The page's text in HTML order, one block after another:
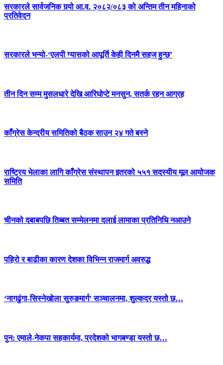
सरकारले सार्वजनिक गर्‍यो आ.व. २०८२/०८३ को अन्तिम तीन महिनाको
प्रतिवेदन
सरकारले भन्यो-‘एलपी ग्यासको आपूर्ति केही दिनमै सहज हुन्छ’
तीन दिन सम्म मुसलधारे देखि आरिघोप्टे मनसुन, सतर्क रहन आग्रह
काँग्रेस केन्द्रीय समितिको बैठक साउन २४ गते बस्ने
राष्ट्रिय भेलाका लागि काँग्रेस संस्थापन इतरको ५५१ सदस्यीय मूल आयोजक
समिति
चीनको दबाबपछि तिब्बत सम्मेलनमा दलाई लामाका प्रतिनिधि नआउने
पहिरो र बाढीका कारण देशका विभिन्न राजमार्ग अवरुद्ध
‘नागढुंगा-सिस्नेखोला सुरुङमार्ग’ सञ्चालनमा, शुल्कदर यस्तो छ…
पुन: एमाले-नेकपा सहकार्यमा, प्रदेशको भागबण्डा यस्तो छ…